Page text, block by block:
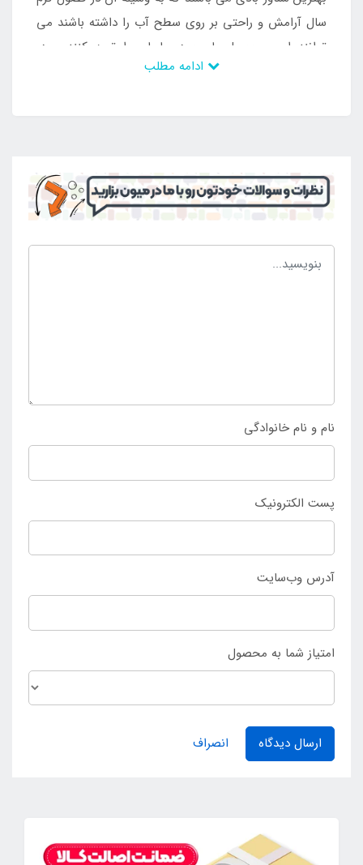
سال آرامش و راحتی بر روی سطح آب را داشته باشند می
توانند این محصول با وجود سایبان را تهیه کنند و در
معرض تابش خورشید در چنین فضایی قرار گیرند. سایبان
بستگی به نیاز استفاده کنندگان دارد که می توان با خیالی
آسوده آن را مد نظر قرار داد و انتخاب و خرید این محصول
بی نظیر را در اولویت قرار داد. شناور بادی روی آب سایبان
دار به وسیله تمامی پمپ باد ها راه اندازی می شود و تولید
باد صورت می گیرد و می توان آن را در کم ترین زمان برای
نام و نام خانوادگی
پست الکترونیک
آدرس وب‌سایت
امتیاز شما به محصول
ارسال دیدگاه انصراف